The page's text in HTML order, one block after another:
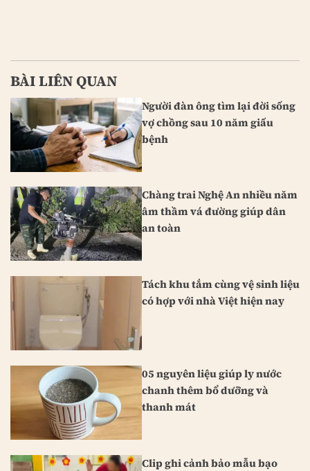
BÀI LIÊN QUAN
Người đàn ông tìm lại đời sống
vợ chồng sau 10 năm giấu
bệnh
Chàng trai Nghệ An nhiều năm
âm thầm vá đường giúp dân
an toàn
Tách khu tắm cùng vệ sinh liệu
có hợp với nhà Việt hiện nay
05 nguyên liệu giúp ly nước
chanh thêm bổ dưỡng và
thanh mát
Clip ghi cảnh bảo mẫu bạo